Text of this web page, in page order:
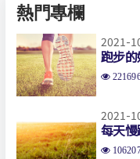
熱門專欄
2021-
跑步
2021-
每天